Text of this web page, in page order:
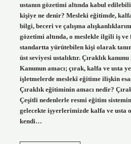
ustanın gözetimi altında kabul
kişiye ne denir? Mesleki eğitimde,
bilgi, beceri ve çalışma
gözetimi altında, o meslekle ilgili iş
standartta yürütebilen kişi olarak
üst seviyesi ustalıktır. Çıraklık
Kanunun amacı; çırak, kalfa ve usta
işletmelerde meslekî eğitime ilişkin
Çıraklık eğitiminin amacı nedir?
Çeşitli nedenlerle resmi eğitim
gelecekte işyerlerimizde kalfa ve usta
kendi…